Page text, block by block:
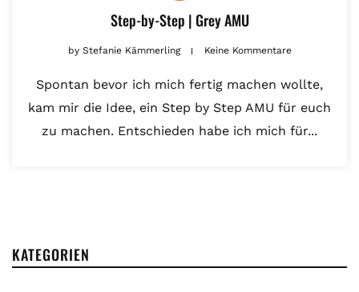
Step-by-Step | Grey AMU
byStefanie Kämmerling Keine Kommentare
Spontan bevor ich mich fertig machen wollte,
kam mir die Idee, ein Step by Step AMU für euch
zu machen. Entschieden habe ich mich für...
KATEGORIEN